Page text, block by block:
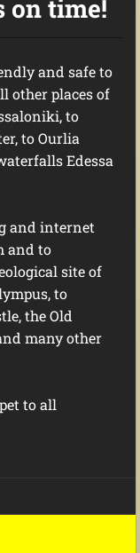
on time!
and safe to
other places of
to
to Ourlia
Edessa
and internet
and to
site of
to
the Old
many other
to all